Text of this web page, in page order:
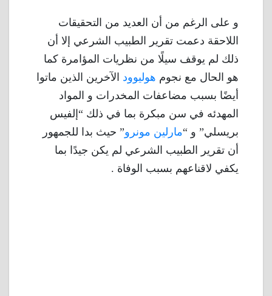
و على الرغم من أن العديد من التحقيقات
اللاحقة دعمت تقرير الطبيب الشرعي إلا أن
ذلك لم يوقف سيلًا من نظريات المؤامرة كما
هو الحال مع نجوم هوليوود الآخرين الذين ماتوا
أيضًا بسبب مضاعفات المخدرات و المواد
المهدئه في سن مبكرة بما في ذلك “إلفيس
بريسلي” و “مارلين مونرو” حيث بدا للجمهور
أن تقرير الطبيب الشرعي لم يكن جيدًا بما
يكفي لاقناعهم بسبب الوفاة .